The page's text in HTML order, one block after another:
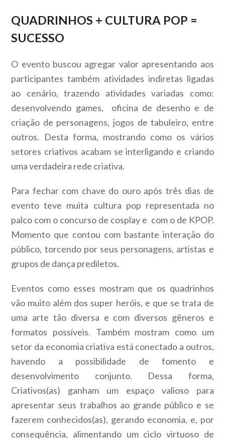
QUADRINHOS + CULTURA POP =
SUCESSO
O evento buscou agregar valor apresentando aos
participantes também atividades indiretas ligadas
ao cenário, trazendo atividades variadas como:
desenvolvendo games, oficina de desenho e de
criação de personagens, jogos de tabuleiro, entre
outros. Desta forma, mostrando como os vários
setores criativos acabam se interligando e criando
uma verdadeira rede criativa.
Para fechar com chave do ouro após três dias de
evento teve muita cultura pop representada no
palco com o concurso de cosplay e com o de KPOP.
Momento que contou com bastante interação do
público, torcendo por seus personagens, artistas e
grupos de dança prediletos.
Eventos como esses mostram que os quadrinhos
vão muito além dos super heróis, e que se trata de
uma arte tão diversa e com diversos gêneros e
formatos possíveis. Também mostram como um
setor da economia criativa está conectado a outros,
havendo a possibilidade de fomento e
desenvolvimento conjunto. Dessa forma,
Criativos(as) ganham um espaço valioso para
apresentar seus trabalhos ao grande público e se
fazerem conhecidos(as), gerando economia, e, por
consequência, alimentando um ciclo virtuoso de